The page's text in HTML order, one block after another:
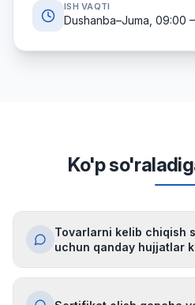
ISH VAQTI
Dushanba–Juma, 09:00
Ko'p
Tovarlarni kelib chiqish
uchun qanday hujjatlar